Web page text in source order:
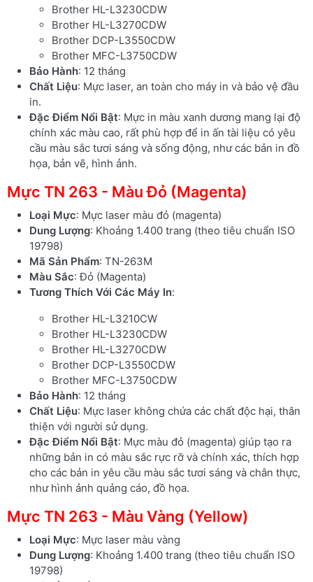
Brother HL-L3230CDW
Brother HL-L3270CDW
Brother DCP-L3550CDW
Brother MFC-L3750CDW
Bảo Hành: 12 tháng
Chất Liệu: Mực laser, an toàn cho máy in và bảo vệ đầu
in.
Đặc Điểm Nổi Bật: Mực in màu xanh dương mang lại độ
chính xác màu cao, rất phù hợp để in ấn tài liệu có yêu
cầu màu sắc tươi sáng và sống động, như các bản in đồ
họa, bản vẽ, hình ảnh.
Mực TN 263 - Màu Đỏ (Magenta)
Loại Mực: Mực laser màu đỏ (magenta)
Dung Lượng: Khoảng 1.400 trang (theo tiêu chuẩn ISO
19798)
Mã Sản Phẩm: TN-263M
Màu Sắc: Đỏ (Magenta)
Tương Thích Với Các Máy In:
Brother HL-L3210CW
Brother HL-L3230CDW
Brother HL-L3270CDW
Brother DCP-L3550CDW
Brother MFC-L3750CDW
Bảo Hành: 12 tháng
Chất Liệu: Mực laser không chứa các chất độc hại, thân
thiện với người sử dụng.
Đặc Điểm Nổi Bật: Mực màu đỏ (magenta) giúp tạo ra
những bản in có màu sắc rực rỡ và chính xác, thích hợp
cho các bản in yêu cầu màu sắc tươi sáng và chân thực,
như hình ảnh quảng cáo, đồ họa.
Mực TN 263 - Màu Vàng (Yellow)
Loại Mực: Mực laser màu vàng
Dung Lượng: Khoảng 1.400 trang (theo tiêu chuẩn ISO
19798)